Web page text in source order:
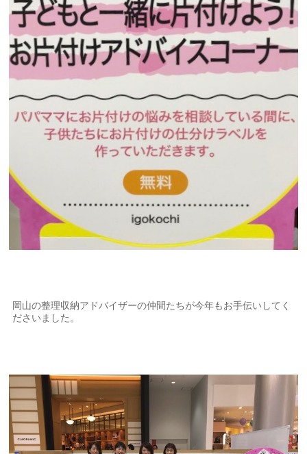
岡山の整理収納アドバイザーの仲間たちが今年もお手伝いしてく
ださいました。